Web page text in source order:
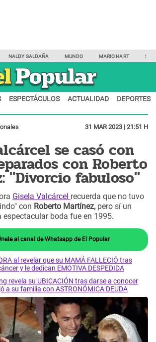
NALDY SALDAÑA MUNDO MARIO HART
ESPECTÁCULOS ACTUALIDAD DEPORTES
31 MAR 2023 | 21:51 H
se casó con
con Roberto
"Divorcio fabuloso"
Gisela Valcárcel recuerda que no tuvo
con Roberto Martínez, pero sí un
espectacular boda fue en 1995.
al canal de Whatsapp de El Popular
al revelar que su MAMÁ FALLECIÓ tras
y le dedican EMOTIVA DESPEDIDA
revela su UBICACIÓN tras darse a conocer
a su familia con ASTRONÓMICA DEUDA